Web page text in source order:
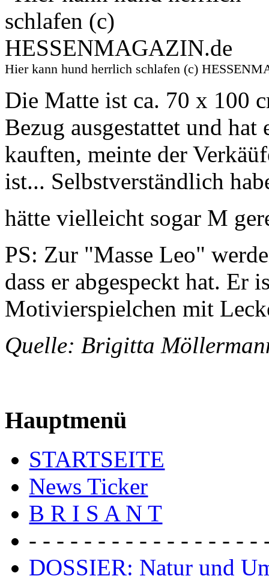
Hier kann hund herrlich schlafen (c)
Die Matte ist ca. 70 x 100
Bezug ausgestattet und
kauften, meinte der
ist... Selbstverständlich
hätte vielleicht sogar M
PS: Zur "Masse Leo"
dass er abgespeckt hat. Er
Motivierspielchen mit
Quelle: Brigitta
Hauptmenü
STARTSEITE
News Ticker
B R I S A N T
- - - - - - - - - - - - - - - - -
DOSSIER: Natur und